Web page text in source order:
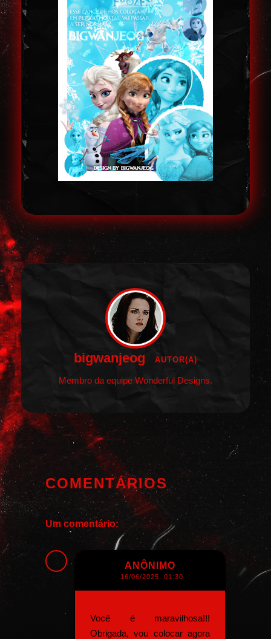
bigwanjeog AUTOR(A)
Membro da equipe Wonderful Designs.
COMENTÁRIOS
Um comentário:
ANÔNIMO
16/06/2025, 01:30
Você é maravilhosa!!!
Obrigada, vou colocar agora